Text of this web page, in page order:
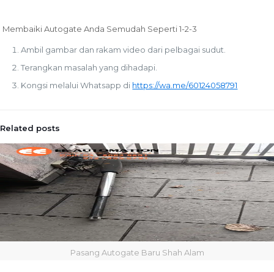
Membaiki Autogate Anda Semudah Seperti 1-2-3
Ambil gambar dan rakam video dari pelbagai sudut.
Terangkan masalah yang dihadapi.
Kongsi melalui Whatsapp di https://wa.me/60124058791
Related posts
Pasang Autogate Baru Shah Alam